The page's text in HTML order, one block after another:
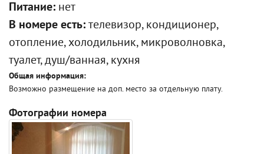
Питание: нет
В номере есть: телевизор, кондиционер,
отопление, холодильник, микроволновка,
туалет, душ/ванная, кухня
Общая информация:
Возможно размещение на доп. место за отдельную плату.
Фотографии номера